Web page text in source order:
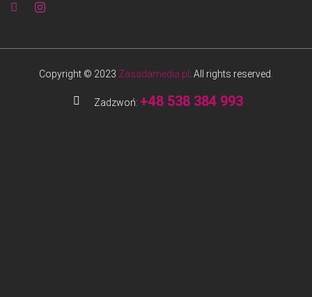
Copyright © 2023 Zasadamedia.pl . All rights reserved.
Zadzwoń: +48 538 384 993